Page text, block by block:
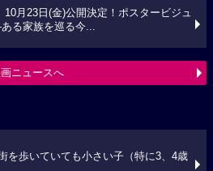
10月23日(金)公開決定！ポスタービジュ
る家族を巡る今...
ニュースへ
を歩いていても小さい子（特に3、4歳